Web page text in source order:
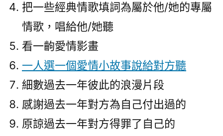
把一些經典情歌填詞為屬於他/她的專屬
情歌，唱給他/她聽
看一齣愛情影畫
一人選一個愛情小故事說給對方聽
細數過去一年彼此的浪漫片段
感謝過去一年對方為自己付出過的
原諒過去一年對方得罪了自己的